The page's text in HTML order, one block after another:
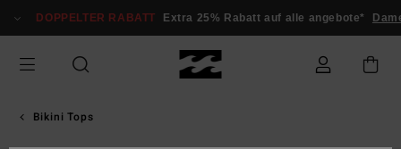
zur
springen
DOPPELTER RABATT Extra 25% Rabatt auf alle angebote* Damen
Bikini Tops